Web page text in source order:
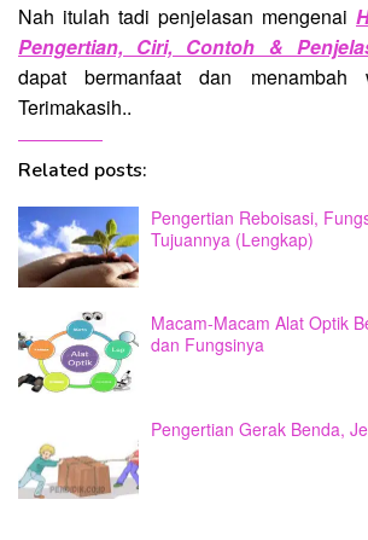
Nah itulah tadi penjelasan mengenai
Pengertian, Ciri, Contoh &
dapat bermanfaat dan menambah
Terimakasih..
Related posts:
Pengertian Reboisasi,
Tujuannya (Lengkap)
Macam-Macam Alat Optik
dan Fungsinya
Pengertian Gerak Benda,